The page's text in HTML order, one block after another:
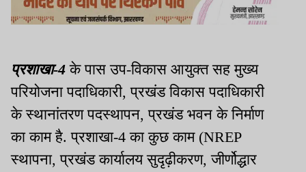
प्रशाखा-4के पास उप-विकास आयुक्त सह मुख्य
परियोजना पदाधिकारी, प्रखंड विकास पदाधिकारी
के स्थानांतरण पदस्थापन, प्रखंड भवन के निर्माण
का काम है. प्रशाखा-4 का कुछ काम (NREP
स्थापना, प्रखंड कार्यालय सुदृढ़ीकरण, जीर्णोद्धार